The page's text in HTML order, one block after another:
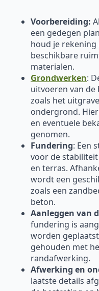
Voorbereiding:
een gedegen
houd je
beschikbare
materialen.
Grondwerken:
uitvoeren van
zoals het
ondergrond.
en eventuele
genomen.
Fundering: Een
voor de
en terras.
wordt een
zoals een
beton.
Aanleggen van
fundering is
worden
gehouden met
randafwerking.
Afwerking en
laatste details